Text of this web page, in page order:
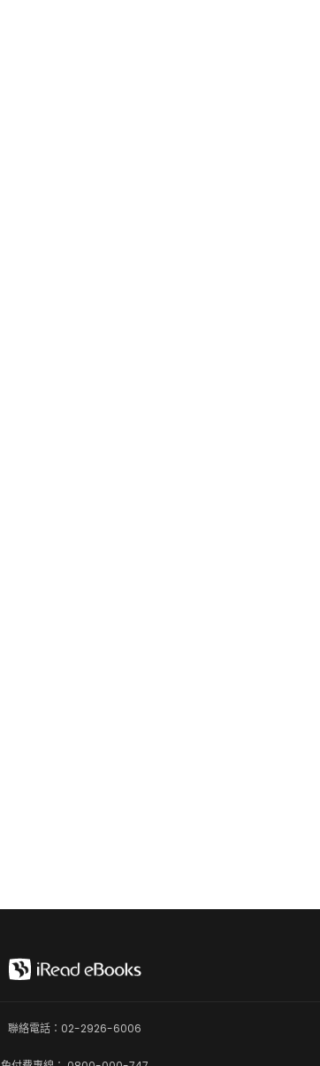
聯絡電話：02-2926-6006